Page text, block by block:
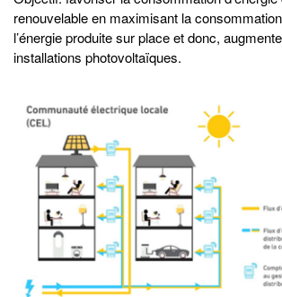
renouvelable en maximisant la
l’énergie produite sur place et donc,
installations photovoltaïques.